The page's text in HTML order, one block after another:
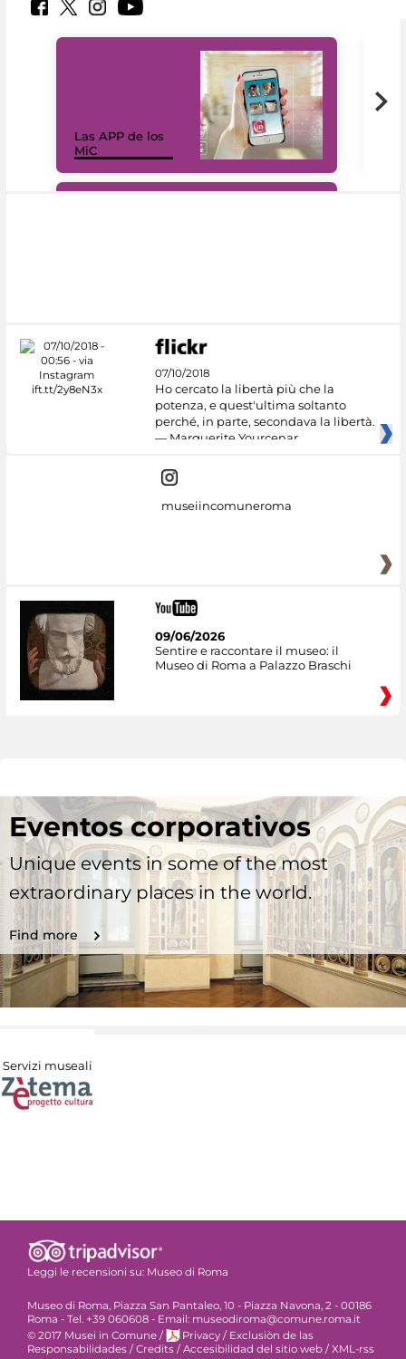
Las APP de los
MiC
07/10/2018
Ho cercato la libertà più che la
potenza, e quest'ultima soltanto
perché, in parte, secondava la libertà.
— Marguerite Yourcenar
museiincomuneroma
09/06/2026
Sentire e raccontare il museo: il
Museo di Roma a Palazzo Braschi
Eventos corporativos
Unique events in some of the most
extraordinary places in the world.
Find more
Servizi museali
Leggi le recensioni su: Museo di Roma
Museo di Roma, Piazza San Pantaleo, 10 - Piazza Navona, 2 - 00186
Roma - Tel. +39 060608 - Email: museodiroma@comune.roma.it
© 2017 Musei in Comune / Privacy / Exclusiòn de las
Responsabilidades / Credits / Accesibilidad del sitio web / XML-rss